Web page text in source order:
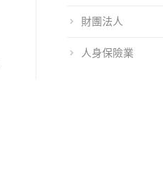
財團法人
人身保險業